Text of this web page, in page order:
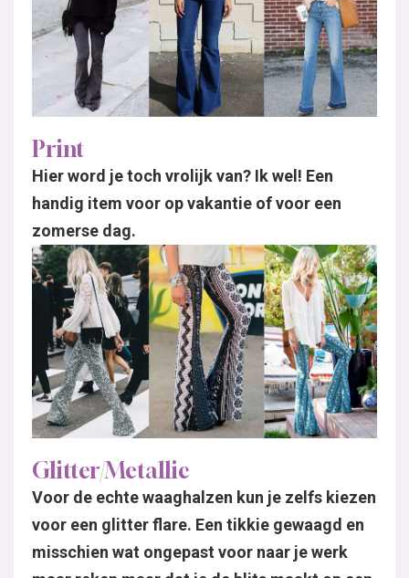
Print
Hier word je toch vrolijk van? Ik wel! Een
handig item voor op vakantie of voor een
zomerse dag.
Glitter/Metallic
Voor de echte waaghalzen kun je zelfs kiezen
voor een glitter flare. Een tikkie gewaagd en
misschien wat ongepast voor naar je werk